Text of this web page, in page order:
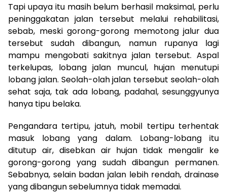
Tapi upaya itu masih belum berhasil maksimal, perlu
peninggakatan jalan tersebut melalui rehabilitasi,
sebab, meski gorong-gorong memotong jalur dua
tersebut sudah dibangun, namun rupanya lagi
mampu mengobati sakitnya jalan tersebut. Aspal
terkelupas, lobang jalan muncul, hujan menutupi
lobang jalan. Seolah-olah jalan tersebut seolah-olah
sehat saja, tak ada lobang, padahal, sesunggyunya
hanya tipu belaka.
Pengandara tertipu, jatuh, mobil tertipu terhentak
masuk lobang yang dalam. Lobang-lobang itu
ditutup air, disebkan air hujan tidak mengalir ke
gorong-gorong yang sudah dibangun permanen.
Sebabnya, selain badan jalan lebih rendah, drainase
yang dibangun sebelumnya tidak memadai.